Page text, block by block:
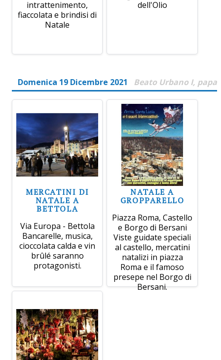
intrattenimento,
fiaccolata e brindisi di
Natale
dell'Olio
Domenica 19 Dicembre 2021 Beato Urbano I, papa
MERCATINI DI
NATALE A
BETTOLA
Via Europa - Bettola
Bancarelle, musica,
cioccolata calda e vin
brûlé saranno
protagonisti.
NATALE A
GROPPARELLO
Piazza Roma, Castello
e Borgo di Bersani
Viste guidate speciali
al castello, mercatini
natalizi in piazza
Roma e il famoso
presepe nel Borgo di
Bersani.